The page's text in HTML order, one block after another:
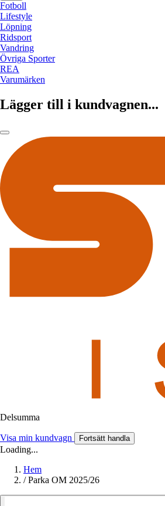
Fotboll
Lifestyle
Löpning
Ridsport
Vandring
Övriga Sporter
REA
Varumärken
Lägger till i kundvagnen...
Delsumma
Visa min kundvagn Fortsätt handla
Loading...
Hem
/ Parka OM 2025/26